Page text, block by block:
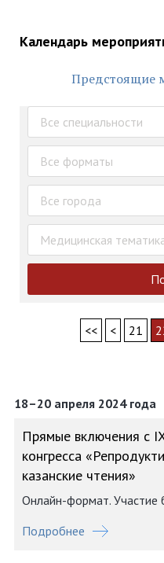
Календарь
Предстоящие
Все специальности
Все форматы
Все города
Медицинская
<< < 21
18–20 апреля 2024 года
Прямые включения с
конгресса
казанские чтения»
Онлайн-формат. Участие
Подробнее